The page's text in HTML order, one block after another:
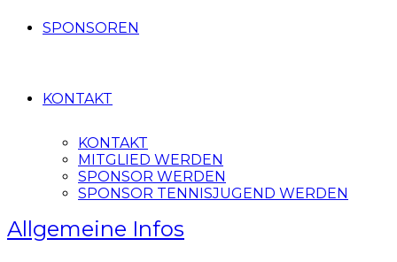
SPONSOREN
KONTAKT
KONTAKT
MITGLIED WERDEN
SPONSOR WERDEN
SPONSOR TENNISJUGEND WERDEN
Allgemeine Infos